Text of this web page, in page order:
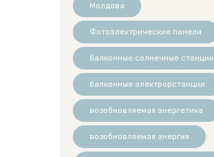
Молдова
Фотоэлектрические панели
балконные солнечные станции
балконные электрорстанции
возобновляемая энергетика
возобновляемая энергия